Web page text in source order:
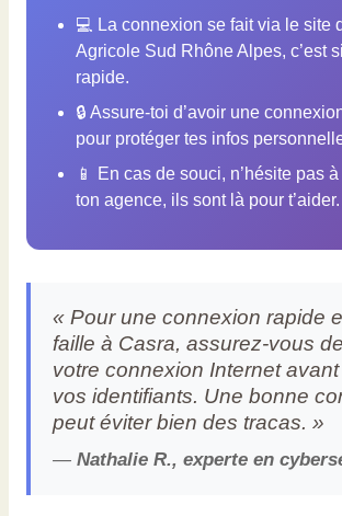
💻 La connexion se fait via le site
Agricole Sud Rhône Alpes, c’est
rapide.
🔒 Assure-toi d’avoir une
pour protéger tes infos
📱 En cas de souci, n’hésite pas
ton agence, ils sont là pour t’aider.
« Pour une connexion rapide
faille à Casra, assurez-vous
votre connexion Internet avant
vos identifiants. Une bonne
peut éviter bien des tracas. »
— Nathalie R., experte en